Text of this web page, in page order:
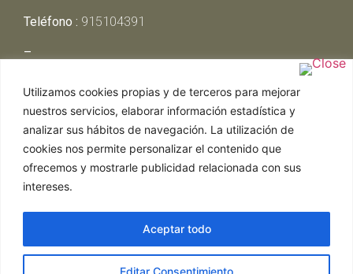
Utilizamos cookies propias y de terceros para mejorar
nuestros servicios, elaborar información estadística y
analizar sus hábitos de navegación. La utilización de
cookies nos permite personalizar el contenido que
ofrecemos y mostrarle publicidad relacionada con sus
intereses.
Editar Consentimiento
Aceptar todo
Teléfono : 915104391
–
Miércoles y Jueves:13:00h – 00:30h
Viernes y Sábado: 13:00h – 01:00h
Domingo:13:00h – 17:30h
Web realizada por Chef Ejecutivo,Asesoría de